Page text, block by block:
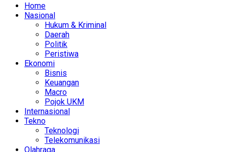
Home
Nasional
Hukum & Kriminal
Daerah
Politik
Peristiwa
Ekonomi
Bisnis
Keuangan
Macro
Pojok UKM
Internasional
Tekno
Teknologi
Telekomunikasi
Olahraga